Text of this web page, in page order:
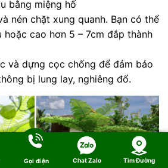
bằng miệng hố
nén chặt xung quanh. Bạn có thể
hoặc cao hơn 5 – 7cm đắp thành
và dựng cọc chống để đảm bảo
bị lung lay, nghiêng đổ.
Tìm Đường
Chat Zalo
Gọi điện